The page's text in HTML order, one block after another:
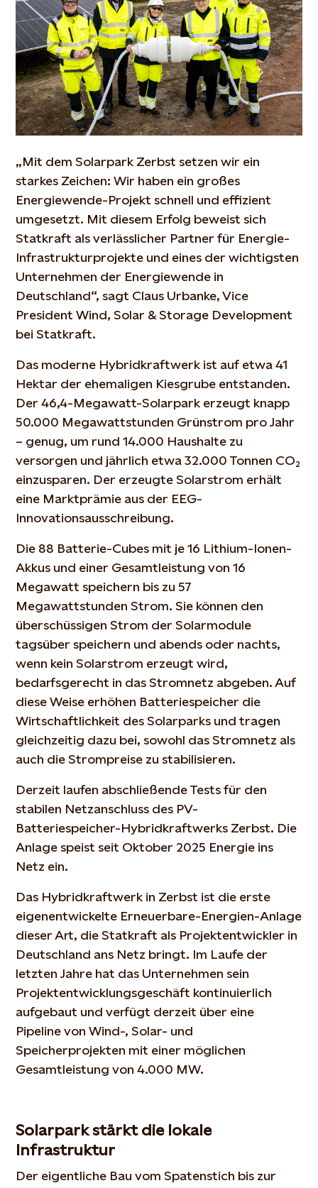
„Mit dem Solarpark Zerbst setzen wir ein
starkes Zeichen: Wir haben ein großes
Energiewende-Projekt schnell und effizient
umgesetzt. Mit diesem Erfolg beweist sich
Statkraft als verlässlicher Partner für Energie-
Infrastrukturprojekte und eines der wichtigsten
Unternehmen der Energiewende in
Deutschland“, sagt Claus Urbanke, Vice
President Wind, Solar & Storage Development
bei Statkraft.
Das moderne Hybridkraftwerk ist auf etwa 41
Hektar der ehemaligen Kiesgrube entstanden.
Der 46,4-Megawatt-Solarpark erzeugt knapp
50.000 Megawattstunden Grünstrom pro Jahr
– genug, um rund 14.000 Haushalte zu
versorgen und jährlich etwa 32.000 Tonnen CO₂
einzusparen. Der erzeugte Solarstrom erhält
eine Marktprämie aus der EEG-
Innovationsausschreibung.
Die 88 Batterie-Cubes mit je 16 Lithium-Ionen-
Akkus und einer Gesamtleistung von 16
Megawatt speichern bis zu 57
Megawattstunden Strom. Sie können den
überschüssigen Strom der Solarmodule
tagsüber speichern und abends oder nachts,
wenn kein Solarstrom erzeugt wird,
bedarfsgerecht in das Stromnetz abgeben. Auf
diese Weise erhöhen Batteriespeicher die
Wirtschaftlichkeit des Solarparks und tragen
gleichzeitig dazu bei, sowohl das Stromnetz als
auch die Strompreise zu stabilisieren.
Derzeit laufen abschließende Tests für den
stabilen Netzanschluss des PV-
Batteriespeicher-Hybridkraftwerks Zerbst. Die
Anlage speist seit Oktober 2025 Energie ins
Netz ein.
Das Hybridkraftwerk in Zerbst ist die erste
eigenentwickelte Erneuerbare-Energien-Anlage
dieser Art, die Statkraft als Projektentwickler in
Deutschland ans Netz bringt. Im Laufe der
letzten Jahre hat das Unternehmen sein
Projektentwicklungsgeschäft kontinuierlich
aufgebaut und verfügt derzeit über eine
Pipeline von Wind-, Solar- und
Speicherprojekten mit einer möglichen
Gesamtleistung von 4.000 MW.
Solarpark stärkt die lokale
Infrastruktur
Der eigentliche Bau vom Spatenstich bis zur